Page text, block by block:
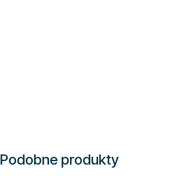
Podobne produkty